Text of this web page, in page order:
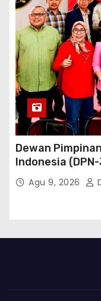
Dewan
Indonesia
Konsolidasi
Agu 9, 2026